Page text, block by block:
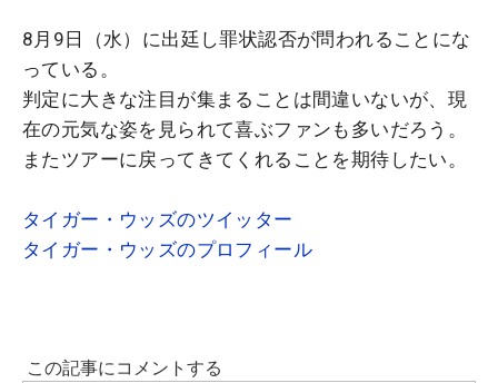
8月9日（水）に出廷し罪状認否が問われることにな
っている。
判定に大きな注目が集まることは間違いないが、現
在の元気な姿を見られて喜ぶファンも多いだろう。
またツアーに戻ってきてくれることを期待したい。
タイガー・ウッズのツイッター
タイガー・ウッズのプロフィール